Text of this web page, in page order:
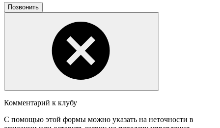
Позвонить
Комментарий к клубу
С помощью этой формы можно указать на неточности в